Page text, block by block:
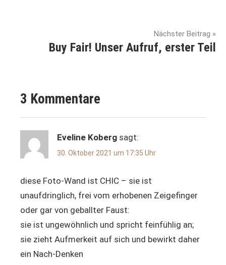
trade
organic
slow
fashion
Nächster Beitrag
Buy Fair! Unser Aufruf, erster Teil
3 Kommentare
Eveline Koberg sagt:
30. Oktober 2021 um 17:35 Uhr
diese Foto-Wand ist CHIC – sie ist
unaufdringlich, frei vom erhobenen Zeigefinger
oder gar von geballter Faust:
sie ist ungewöhnlich und spricht feinfühlig an;
sie zieht Aufmerkeit auf sich und bewirkt daher
ein Nach-Denken